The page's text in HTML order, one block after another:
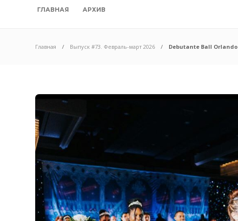
ГЛАВНАЯ АРХИВ
Главная Выпуск #73. Февраль-март 2026 Debutante Ball